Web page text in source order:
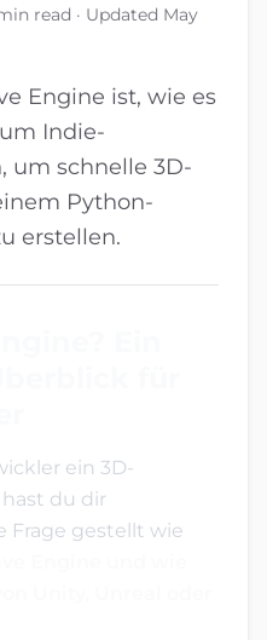
read · Updated May
Engine ist, wie es
Indie-
um schnelle 3D-
Python-
erstellen.
ein 3D-
du dir
Frage gestellt wie